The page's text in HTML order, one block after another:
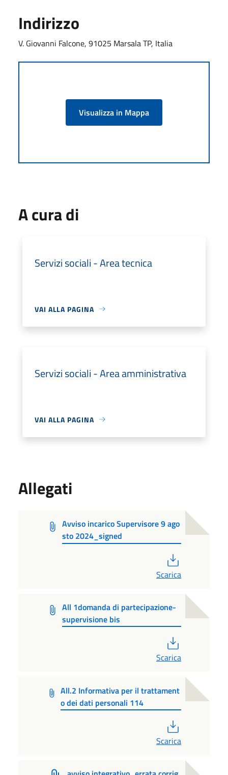
Indirizzo
V. Giovanni Falcone, 91025 Marsala TP, Italia
Visualizza in Mappa
A cura di
Servizi sociali - Area tecnica
VAI ALLA PAGINA
Servizi sociali - Area amministrativa
VAI ALLA PAGINA
Allegati
Avviso incarico Supervisore 9 ago
sto 2024_signed
Scarica
All 1domanda di partecipazione-
supervisione bis
Scarica
All.2 Informativa per il trattament
o dei dati personali 114
Scarica